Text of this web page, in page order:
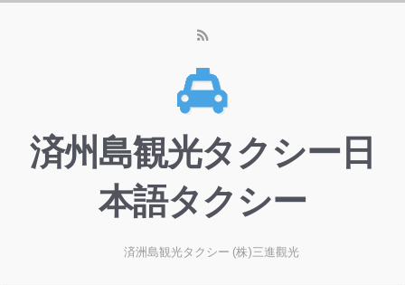
済州島観光タクシー日
本語タクシー
済洲島観光タクシー (株)三進觀光